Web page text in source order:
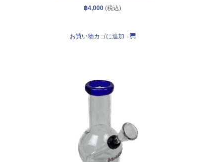
฿4,000
お買い物カゴに追加